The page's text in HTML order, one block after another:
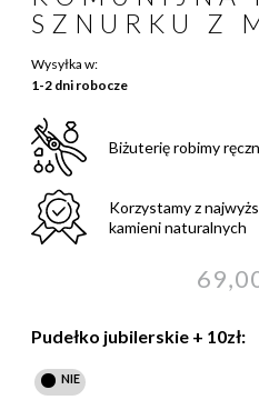
SZNURKU Z
Wysyłka w:
1-2 dni robocze
Biżuterię robimy
Korzystamy z
kamieni naturalnych
Pudełko jubilerskie + 10zł: